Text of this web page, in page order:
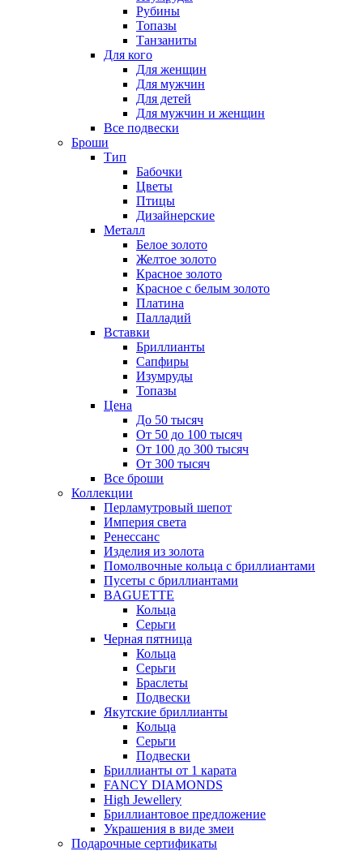
Рубины
Топазы
Танзаниты
Для кого
Для женщин
Для мужчин
Для детей
Для мужчин и женщин
Все подвески
Броши
Тип
Бабочки
Цветы
Птицы
Дизайнерские
Металл
Белое золото
Желтое золото
Красное золото
Красное с белым золото
Платина
Палладий
Вставки
Бриллианты
Сапфиры
Изумруды
Топазы
Цена
До 50 тысяч
От 50 до 100 тысяч
От 100 до 300 тысяч
От 300 тысяч
Все броши
Коллекции
Перламутровый шепот
Империя света
Ренессанс
Изделия из золота
Помолвочные кольца с бриллиантами
Пусеты с бриллиантами
BAGUETTE
Кольца
Серьги
Черная пятница
Кольца
Серьги
Браслеты
Подвески
Якутские бриллианты
Кольца
Серьги
Подвески
Бриллианты от 1 карата
FANCY DIAMONDS
High Jewellery
Бриллиантовое предложение
Украшения в виде змеи
Подарочные сертификаты